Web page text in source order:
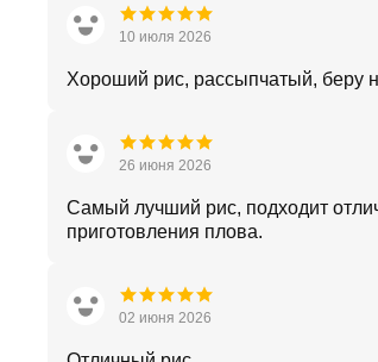
10 июля 2026
Хороший рис, рассыпчатый, беру
26 июня 2026
Самый лучший рис, подходит
приготовления плова.
02 июня 2026